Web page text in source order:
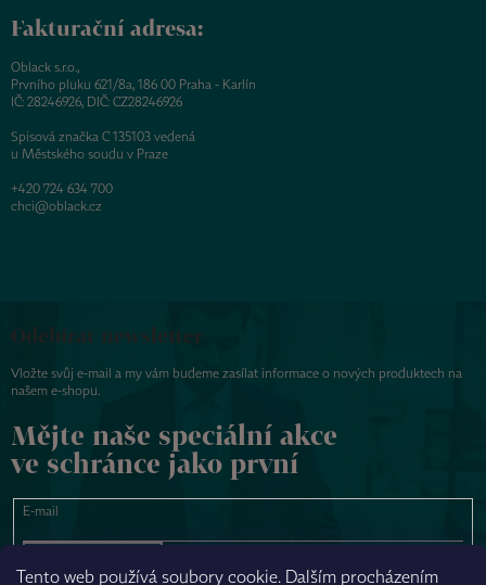
Tento web používá soubory cookie. Dalším procházením
Fakturační adresa:
Oblack s.r.o.,
Prvního pluku 621/8a, 186 00 Praha - Karlín
IČ: 28246926, DIČ: CZ28246926
Spisová značka C 135103 vedená
u Městského soudu v Praze
+420 724 634 700
chci@oblack.cz
Odebírat newsletter
Vložte svůj e-mail a my vám budeme zasílat informace o nových produktech na
našem e-shopu.
Mějte naše speciální akce
ve schránce jako první
E-mail